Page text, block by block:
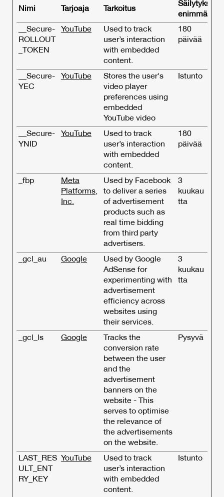
Nimi Tarjoaja Tarkoitus
Säilytyksen
__Secure-
ROLLOUT
_TOKEN
YouTube
Used to track
user’s interaction
with embedded
content.
180
päivää
__Secure-
YEC
YouTube
Stores the user's
video player
preferences using
embedded
YouTube video
Istunto
__Secure-
YNID
YouTube
Used to track
user’s interaction
with embedded
content.
180
päivää
_fbp
Meta
Platforms,
Inc.
Used by Facebook
to deliver a series
of advertisement
products such as
real time bidding
from third party
advertisers.
3
kuukau
tta
_gcl_au Google
Used by Google
AdSense for
experimenting with
advertisement
efficiency across
websites using
their services.
3
kuukau
tta
_gcl_ls Google
Tracks the
conversion rate
between the user
and the
advertisement
banners on the
website - This
serves to optimise
the relevance of
the advertisements
on the website.
Pysyvä
LAST_RES
ULT_ENT
RY_KEY
YouTube
Used to track
user’s interaction
with embedded
content.
Istunto